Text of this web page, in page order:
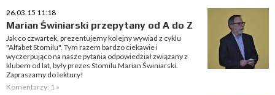
26.03.15 11:18
Marian Świniarski przepytany od A do Z
Jak co czwartek, prezentujemy kolejny wywiad z cyklu
"Alfabet Stomilu". Tym razem bardzo ciekawie i
wyczerpująco na nasze pytania odpowiedział związany z
klubem od lat, były prezes Stomilu Marian Świniarski.
Zapraszamy do lektury!
Komentarzy: 1 »